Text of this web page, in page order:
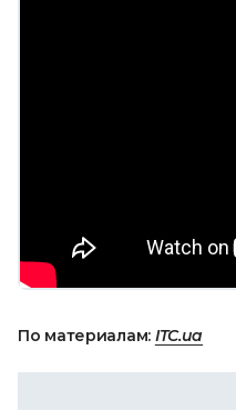
По материалам: ITC.ua